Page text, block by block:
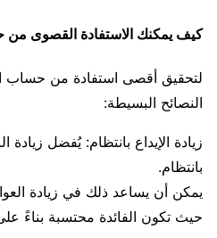
كيف يمكنك الاستفادة القصوى من
لتحقيق أقصى استفادة من حساب
النصائح البسيطة:
زيادة الإيداع بانتظام: يُفضل
بانتظام.
يمكن أن يساعد ذلك في زيادة
حيث تكون الفائدة محتسبة بناءً